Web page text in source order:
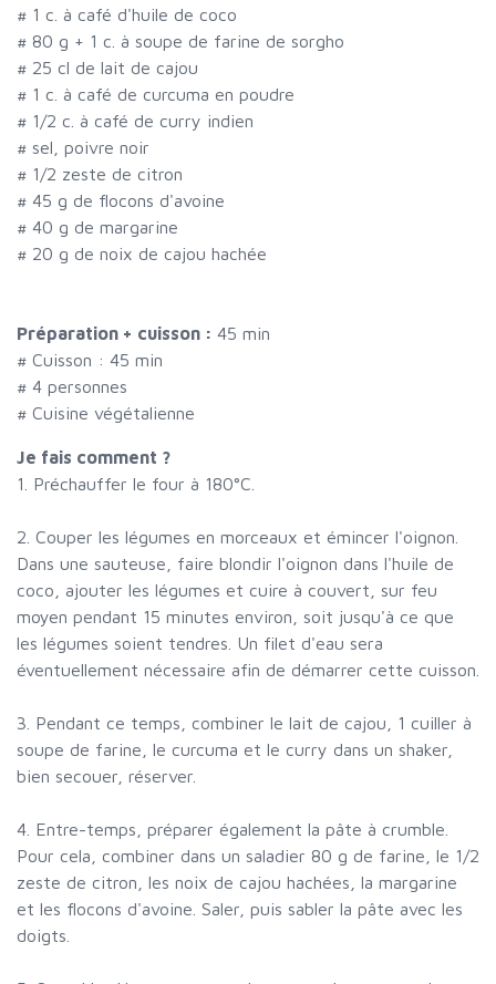
# 1 c. à café d'huile de coco
# 80 g + 1 c. à soupe de farine de sorgho
# 25 cl de lait de cajou
# 1 c. à café de curcuma en poudre
# 1/2 c. à café de curry indien
# sel, poivre noir
# 1/2 zeste de citron
# 45 g de flocons d'avoine
# 40 g de margarine
# 20 g de noix de cajou hachée
Préparation + cuisson : 45 min
# Cuisson : 45 min
# 4 personnes
# Cuisine végétalienne
Je fais comment ?
1. Préchauffer le four à 180°C.
2. Couper les légumes en morceaux et émincer l'oignon.
Dans une sauteuse, faire blondir l'oignon dans l'huile de
coco, ajouter les légumes et cuire à couvert, sur feu
moyen pendant 15 minutes environ, soit jusqu'à ce que
les légumes soient tendres. Un filet d'eau sera
éventuellement nécessaire afin de démarrer cette cuisson.
3. Pendant ce temps, combiner le lait de cajou, 1 cuiller à
soupe de farine, le curcuma et le curry dans un shaker,
bien secouer, réserver.
4. Entre-temps, préparer également la pâte à crumble.
Pour cela, combiner dans un saladier 80 g de farine, le 1/2
zeste de citron, les noix de cajou hachées, la margarine
et les flocons d'avoine. Saler, puis sabler la pâte avec les
doigts.